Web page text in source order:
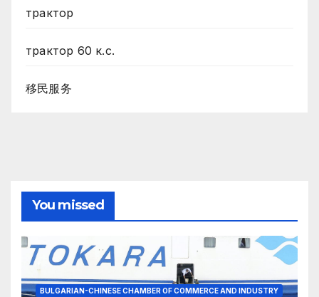
трактор
трактор 60 к.с.
移民服务
You missed
BULGARIAN-CHINESE CHAMBER OF COMMERCE AND INDUSTRY